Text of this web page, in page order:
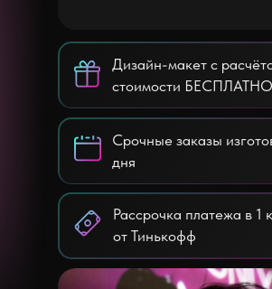
Дизайн-макет с
стоимости БЕСПЛАТНО
Срочные заказы
дня
Рассрочка платежа в 1
от Тинькофф